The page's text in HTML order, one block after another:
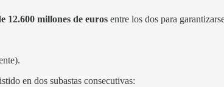
12.600 millones de euros entre los dos para
en dos subastas consecutivas: